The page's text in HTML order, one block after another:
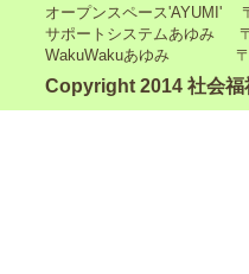
オープンスペース'AYUMI'
サポートシステムあゆみ
WakuWakuあゆみ 〒
Copyright 2014 社会